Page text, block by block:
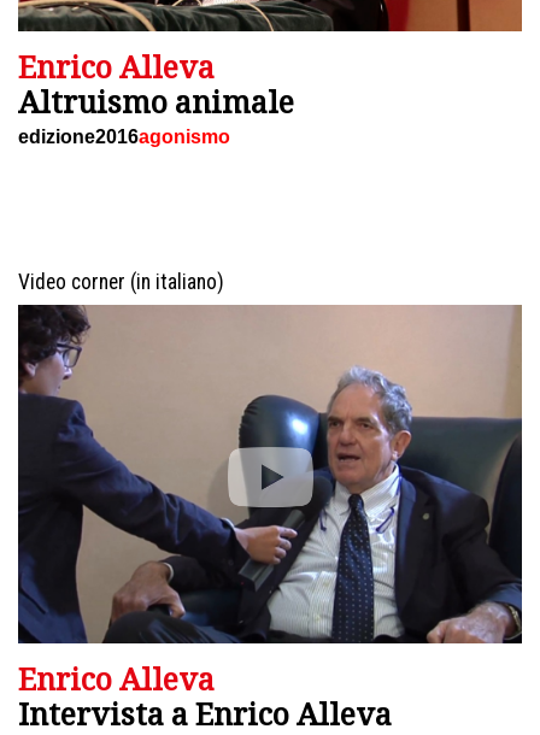
Enrico Alleva
Altruismo animale
edizione2016agonismo
Video corner (in italiano)
Enrico Alleva
Intervista a Enrico Alleva